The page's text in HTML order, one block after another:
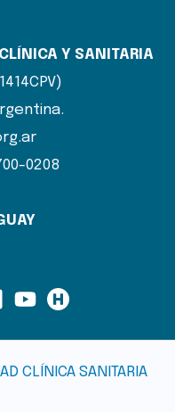
Y SANITARIA
0208
CLÍNICA SANITARIA